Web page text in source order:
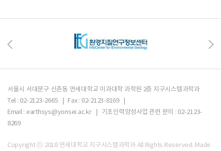
서울시 서대문구 신촌동 연세대학교 이과대학 과학원 2층 지구시스템과학과
Tel : 02-2123-2665 | Fax : 02-2123-8169 |
Email : earthsys@yonsei.ac.kr | 기초인력양성사업 관련 문의 : 02-2123-
8269
Copyright ⓒ 2018 연세대학교 지구시스템과학과 All Rights Reserved. Made